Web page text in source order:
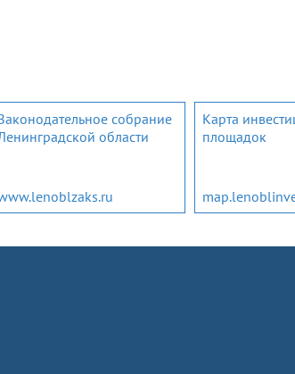
собрание
области
Карта
площадок